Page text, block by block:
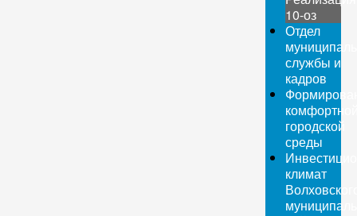
10-оз
Отдел
службы и
кадров
городской
среды
климат